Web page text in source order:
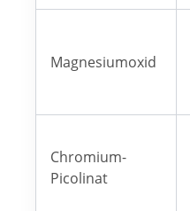
Magnesiumoxid
Chromium-
Picolinat